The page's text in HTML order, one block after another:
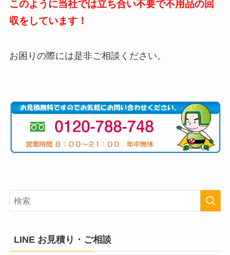
このように当社では立ち合い不要で不用品の回
収をしています！
お困りの際には是非ご相談ください。
LINE お見積り・ご相談